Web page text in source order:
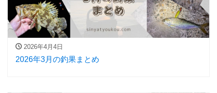
2026年4月4日
2026年3月の釣果まとめ